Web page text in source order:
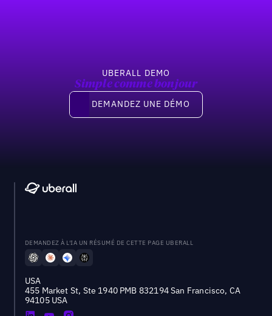
UBERALL DEMO
Simple comme bonjour
Demandez une démo
DEMANDEZ UNE DÉMO
DEMANDEZ À L'IA UN RÉSUMÉ DE CETTE PAGE UBERALL
USA
455 Market St, Ste 1940 PMB 832194 San Francisco, CA
94105 USA